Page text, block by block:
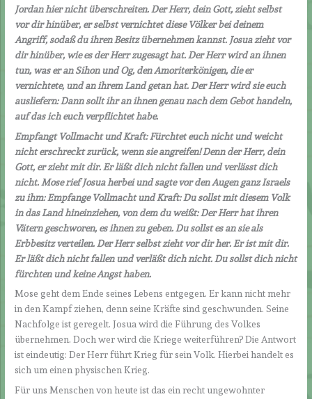
Jordan hier nicht überschreiten. Der Herr, dein Gott, zieht selbst
vor dir hinüber, er selbst vernichtet diese Völker bei deinem
Angriff, sodaß du ihren Besitz übernehmen kannst. Josua zieht vor
dir hinüber, wie es der Herr zugesagt hat. Der Herr wird an ihnen
tun, was er an Sihon und Og, den Amoriterkönigen, die er
vernichtete, und an ihrem Land getan hat. Der Herr wird sie euch
ausliefern: Dann sollt ihr an ihnen genau nach dem Gebot handeln,
auf das ich euch verpflichtet habe.
Empfangt Vollmacht und Kraft: Fürchtet euch nicht und weicht
nicht erschreckt zurück, wenn sie angreifen! Denn der Herr, dein
Gott, er zieht mit dir. Er läßt dich nicht fallen und verlässt dich
nicht. Mose rief Josua herbei und sagte vor den Augen ganz Israels
zu ihm: Empfange Vollmacht und Kraft: Du sollst mit diesem Volk
in das Land hineinziehen, von dem du weißt: Der Herr hat ihren
Vätern geschworen, es ihnen zu geben. Du sollst es an sie als
Erbbesitz verteilen. Der Herr selbst zieht vor dir her. Er ist mit dir.
Er läßt dich nicht fallen und verläßt dich nicht. Du sollst dich nicht
fürchten und keine Angst haben.
Mose geht dem Ende seines Lebens entgegen. Er kann nicht mehr
in den Kampf ziehen, denn seine Kräfte sind geschwunden. Seine
Nachfolge ist geregelt. Josua wird die Führung des Volkes
übernehmen. Doch wer wird die Kriege weiterführen? Die Antwort
ist eindeutig: Der Herr führt Krieg für sein Volk. Hierbei handelt es
sich um einen physischen Krieg.
Für uns Menschen von heute ist das ein recht ungewohnter